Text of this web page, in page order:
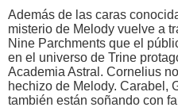
Además de las caras
misterio de Melody vuelve a
Nine Parchments que el
en el universo de Trine
Academia Astral. Cornelius
hechizo de Melody. Carabel,
también están soñando con